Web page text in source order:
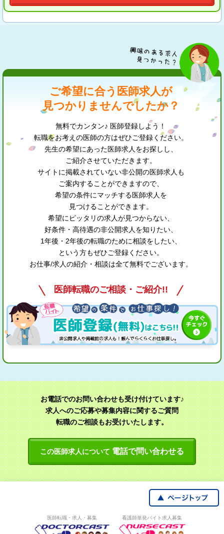
ご希望に合う医師求人が
見つかりませんでしたか？
無料でカンタン♪ 医師登録しよう！
転職をお考えの医師の方はぜひご登録ください。
先生の希望にあった医師求人をお探しし、
ご紹介させていただきます。
サイトに掲載されていない非公開の医師求人も
ご案内することができますので、
希望の条件にマッチする医師求人を
見つけることができます。
希望にピッタリの求人が見つからない、
好条件・高待遇の非公開求人を知りたい、
1年後・2年後の転職のために相談をしたい、
という方もぜひご登録ください。
お仕事/求人の紹介・相談は全て無料でございます。
医師転職のご相談・ご紹介!!
お電話でのお問い合わせも受け付けています♪
求人へのご応募や募集内容に関するご質問
転職のご相談もお受けいたします。
この医師求人について 電話で問い合わせる
医師転職・求人・募集 看護師単発バイト求人募集